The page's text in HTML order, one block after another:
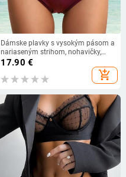
Dámske plavky s vysokým pásom a
nariaseným strihom, nohavičky,
jednofarebné, spandexové, plážové,
17.90 €
add_shopping_cart